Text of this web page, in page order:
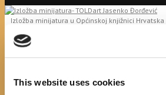
This website uses cookies
Izložba minijatura u Općinskoj knjižnici Hrvatska
Riječ je o iznimno rijetkoj umjetničkoj grani izrade
minijaturnih skulptura u grafitu olovke autora
Jasenka Đorđevića – TOLDartiz Tuzle (BiH).
umjetnikom ćemo popričati i svjedočiti nastajanju